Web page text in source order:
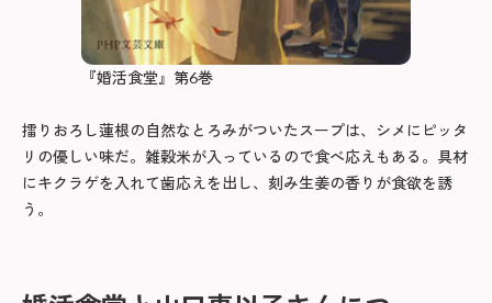
『婚活食堂』第6巻
擂りおろし蓮根の自然なとろみがついたスープは、シメにピッタ
リの優しい味だ。雑穀米が入っているので食べ応えもある。具材
にキクラゲを入れて歯応えを出し、刻み生姜の香りが食欲を誘
う。